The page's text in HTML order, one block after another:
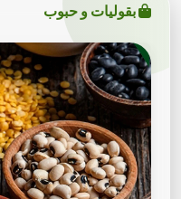
بقوليات و حبوب